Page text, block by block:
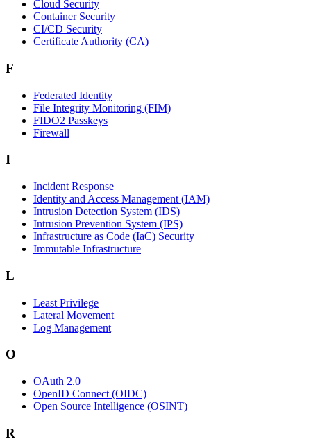
Cloud Security
Container Security
CI/CD Security
Certificate Authority (CA)
F
Federated Identity
File Integrity Monitoring (FIM)
FIDO2 Passkeys
Firewall
I
Incident Response
Identity and Access Management (IAM)
Intrusion Detection System (IDS)
Intrusion Prevention System (IPS)
Infrastructure as Code (IaC) Security
Immutable Infrastructure
L
Least Privilege
Lateral Movement
Log Management
O
OAuth 2.0
OpenID Connect (OIDC)
Open Source Intelligence (OSINT)
R